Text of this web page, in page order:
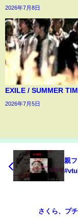
2026年7月8日
EXILE / SUMMER
2026年7月5日
親
さくら、プ